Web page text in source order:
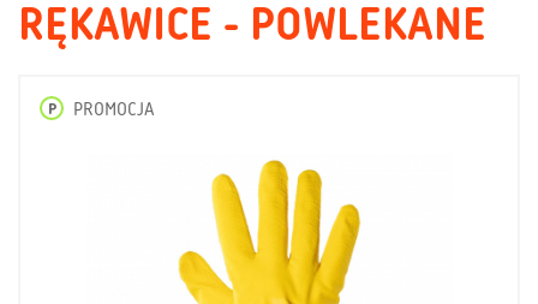
RĘKAWICE - POWLEKANE
P PROMOCJA